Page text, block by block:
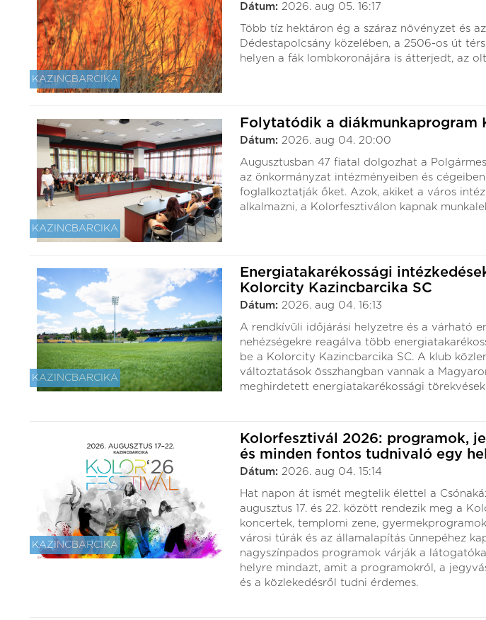
KAZINCBARCIKA
Dátum: 2026. aug 05. 16:17
Több tíz hektáron ég a száraz növényzet és
Dédestapolcsány közelében, a 2506-os út
helyen a fák lombkoronájára is átterjedt, az
KAZINCBARCIKA
Folytatódik a diákmunkaprogram
Dátum: 2026. aug 04. 20:00
Augusztusban 47 fiatal dolgozhat a
az önkormányzat intézményeiben és
foglalkoztatják őket. Azok, akiket a város
alkalmazni, a Kolorfesztiválon kapnak
KAZINCBARCIKA
Energiatakarékossági
Kolorcity Kazincbarcika SC
Dátum: 2026. aug 04. 16:13
A rendkívüli időjárási helyzetre és a várható
nehézségekre reagálva több
be a Kolorcity Kazincbarcika SC. A klub
változtatások összhangban vannak a
meghirdetett energiatakarékossági
KAZINCBARCIKA
Kolorfesztivál 2026: programok,
és minden fontos tudnivaló egy
Dátum: 2026. aug 04. 15:14
Hat napon át ismét megtelik élettel a
augusztus 17. és 22. között rendezik meg a
koncertek, templomi zene,
városi túrák és az államalapítás ünnepéhez
nagyszínpados programok várják a
helyre mindazt, amit a programokról, a
és a közlekedésről tudni érdemes.